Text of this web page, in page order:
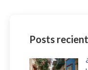
Posts